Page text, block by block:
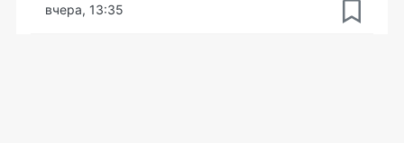
вчера, 13:35